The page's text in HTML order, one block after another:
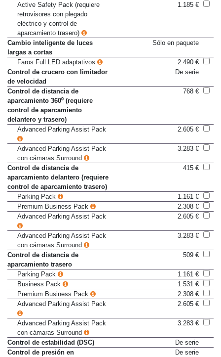
Active Safety Pack (requiere
retrovisores con plegado
eléctrico y control de
aparcamiento trasero)
1.185 €
Cambio inteligente de luces
largas a cortas
Sólo en paquete
Faros Full LED adaptativos
2.490 €
Control de crucero con limitador
de velocidad
De serie
Control de distancia de
aparcamiento 360⁰ (requiere
control de aparcamiento
delantero y trasero)
768 €
Advanced Parking Assist Pack 2.605 €
Advanced Parking Assist Pack
con cámaras Surround
3.283 €
Control de distancia de
aparcamiento delantero (requiere
control de aparcamiento trasero)
415 €
Parking Pack
1.161 €
Premium Business Pack
2.308 €
Advanced Parking Assist Pack
2.605 €
Advanced Parking Assist Pack
con cámaras Surround
3.283 €
Control de distancia de
aparcamiento trasero
509 €
Parking Pack
1.161 €
Business Pack
1.531 €
Premium Business Pack
2.308 €
Advanced Parking Assist Pack
2.605 €
Advanced Parking Assist Pack
con cámaras Surround
3.283 €
Control de estabilidad (DSC)
De serie
Control de presión en
De serie